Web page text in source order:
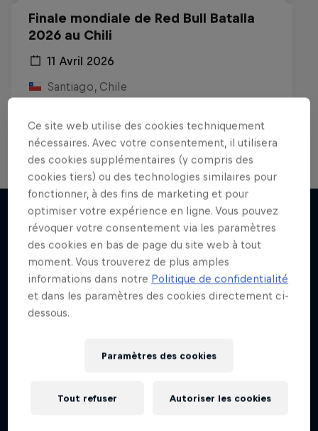
Finale mondiale de Red Bull Batalla
2026 au Chili
11 Avril 2026
Santiago, Chile
Voir le replay
J'EN VEUX ENCORE !
The Note
Les moments et les états d’esprit qui
définissent la musique moderne
1 Saison · 2 épisodes
MUSIQUE
Ce site web utilise des cookies techniquement
nécessaires. Avec votre consentement, il utilisera
des cookies supplémentaires (y compris des
cookies tiers) ou des technologies similaires pour
fonctionner, à des fins de marketing et pour
optimiser votre expérience en ligne. Vous pouvez
révoquer votre consentement via les paramètres
des cookies en bas de page du site web à tout
moment. Vous trouverez de plus amples
informations dans notre Politique de confidentialité
et dans les paramètres des cookies directement ci-
dessous.
Paramètres des cookies
Tout refuser Autoriser les cookies